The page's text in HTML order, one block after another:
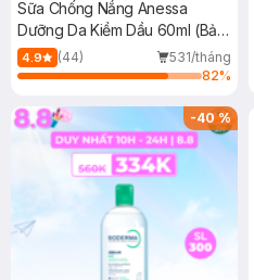
Sữa Chống Nắng Anessa
Dưỡng Da Kiềm Dầu 60ml (Bản
Mới)
4.9 (44)
531/tháng
82%
-40%